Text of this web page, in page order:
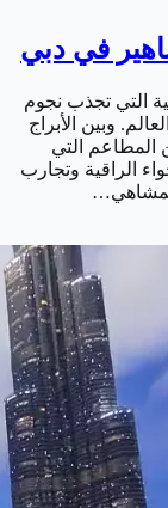
في دبي
التي تجذب نجوم
وبين الأبراج
التي
الراقية وتجارب
المشاهي…